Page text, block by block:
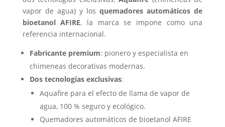
vapor de agua) y losquemadores automáticos de
bioetanol AFIRE, la marca se impone como una
referencia internacional.
Fabricante premium: pionero y especialista en
chimeneas decorativas modernas.
Dos tecnologías exclusivas:
Aquafire para el efecto de llama de vapor de
agua, 100 % seguro y ecológico.
Quemadores automáticos de bioetanol AFIRE